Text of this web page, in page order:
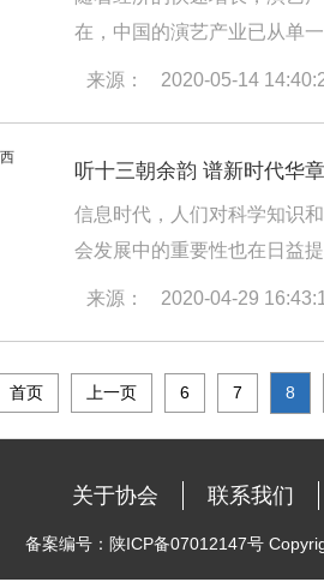
在，中国的演艺产业已从单
主题公园式等不同类型的演
来源： 2020-05-14
听十三朝余韵 谱新时代华
信息时代，人们对科学知识
会发展中的重要性也在日益
对的是无限的发展空间。现
来源： 2020-04-29
首页 上一页 6 7 8
关于协会 联系我们
备案编号：陕ICP备07012147号